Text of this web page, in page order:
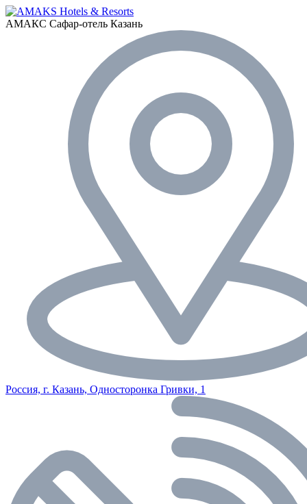
АМАКС Сафар-отель Казань
Россия, г. Казань, Односторонка Гривки, 1